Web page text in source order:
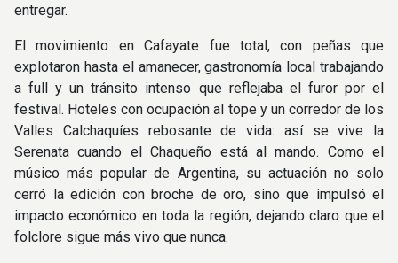
entregar.
El movimiento en Cafayate fue total, con peñas que
explotaron hasta el amanecer, gastronomía local trabajando
a full y un tránsito intenso que reflejaba el furor por el
festival. Hoteles con ocupación al tope y un corredor de los
Valles Calchaquíes rebosante de vida: así se vive la
Serenata cuando el Chaqueño está al mando. Como el
músico más popular de Argentina, su actuación no solo
cerró la edición con broche de oro, sino que impulsó el
impacto económico en toda la región, dejando claro que el
folclore sigue más vivo que nunca.